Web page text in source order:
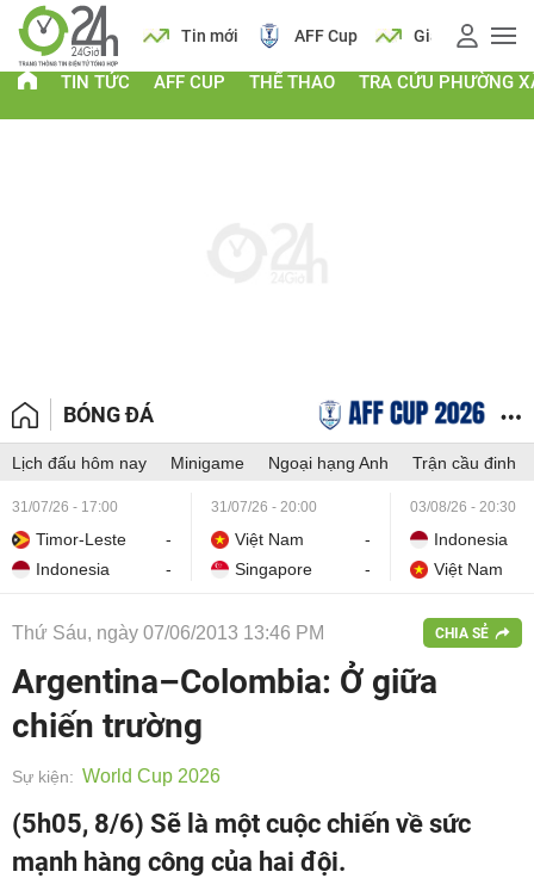
Lịch Tin mới AFF Cup Giá vàng
TIN TỨC AFF CUP THỂ THAO TRA CỨU PHƯỜNG
BÓNG ĐÁ
Lịch đấu hôm nay Minigame Ngoại hạng Anh Trận cầu đinh
31/07/26 - 17:00
Timor-Leste
-
Indonesia
-
31/07/26 - 20:00
Việt Nam
-
Singapore
-
03/08/26 - 20:30
Indonesia
Việt Nam
Thứ Sáu, ngày 07/06/2013 13:46 PM CHIA SẺ
Argentina–Colombia: Ở giữa
chiến trường
Sự kiện: World Cup 2026
(5h05, 8/6) Sẽ là một cuộc chiến về sức
mạnh hàng công của hai đội.